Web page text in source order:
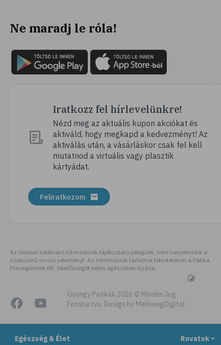
Egészség & Élet Rovatok
Ne maradj le róla!
Iratkozz fel hírlevelünkre!
Nézd meg az aktuális kupon akciókat és
aktiváld, hogy megkapd a kedvezményt! Az
aktiválás után, a vásárláskor csak fel kell
mutatnod a virtuális vagy plasztik
kártyádat.
Feliratkozom
Az oldalon található információk tájékoztató jellegűek, nem helyettesítik a
szakszerű orvosi véleményt. Az információk tartalma tekintetében a Patika
Management Kft. felelősségét teljes egészében kizárja
Gyöngy Patikák 2026 © Minden Jog
Fenntartva. Design by MelkwegDigital